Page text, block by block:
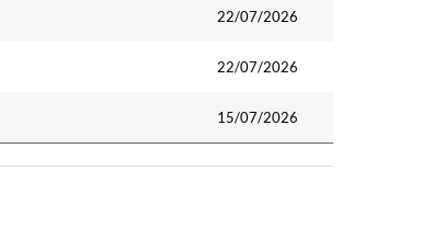
22/07/2026
22/07/2026
15/07/2026